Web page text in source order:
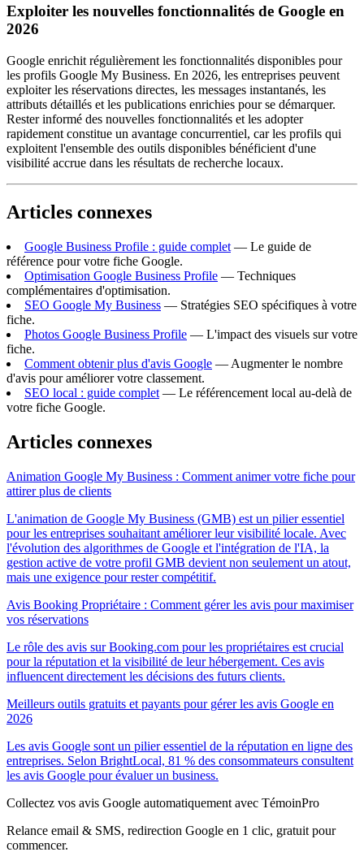
Exploiter les nouvelles fonctionnalités de Google en
2026
Google enrichit régulièrement les fonctionnalités disponibles pour
les profils Google My Business. En 2026, les entreprises peuvent
exploiter les réservations directes, les messages instantanés, les
attributs détaillés et les publications enrichies pour se démarquer.
Rester informé des nouvelles fonctionnalités et les adopter
rapidement constitue un avantage concurrentiel, car les profils qui
exploitent l'ensemble des outils disponibles bénéficient d'une
visibilité accrue dans les résultats de recherche locaux.
Articles connexes
Google Business Profile : guide complet — Le guide de
référence pour votre fiche Google.
Optimisation Google Business Profile — Techniques
complémentaires d'optimisation.
SEO Google My Business — Stratégies SEO spécifiques à votre
fiche.
Photos Google Business Profile — L'impact des visuels sur votre
fiche.
Comment obtenir plus d'avis Google — Augmenter le nombre
d'avis pour améliorer votre classement.
SEO local : guide complet — Le référencement local au-delà de
votre fiche Google.
Articles connexes
Animation Google My Business : Comment animer votre fiche pour
attirer plus de clients
L'animation de Google My Business (GMB) est un pilier essentiel
pour les entreprises souhaitant améliorer leur visibilité locale. Avec
l'évolution des algorithmes de Google et l'intégration de l'IA, la
gestion active de votre profil GMB devient non seulement un atout,
mais une exigence pour rester compétitif.
Avis Booking Propriétaire : Comment gérer les avis pour maximiser
vos réservations
Le rôle des avis sur Booking.com pour les propriétaires est crucial
pour la réputation et la visibilité de leur hébergement. Ces avis
influencent directement les décisions des futurs clients.
Meilleurs outils gratuits et payants pour gérer les avis Google en
2026
Les avis Google sont un pilier essentiel de la réputation en ligne des
entreprises. Selon BrightLocal, 81 % des consommateurs consultent
les avis Google pour évaluer un business.
Collectez vos avis Google automatiquement avec TémoinPro
Relance email & SMS, redirection Google en 1 clic, gratuit pour
commencer.